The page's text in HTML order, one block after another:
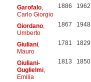
Garofalo,
Carlo Giorgio
1886 1962
Giordano,
Umberto
1867 1948
Giuliani,
Mauro
1781 1829
Giuliani-
Guglielmi,
Emilia
1813 1850